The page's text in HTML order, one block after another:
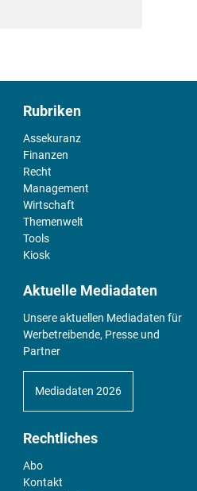
Rubriken
Assekuranz
Finanzen
Recht
Management
Wirtschaft
Themenwelt
Tools
Kiosk
Aktuelle Mediadaten
Unsere aktuellen Mediadaten für
Werbetreibende, Presse und
Partner
Mediadaten 2026
Rechtliches
Abo
Kontakt